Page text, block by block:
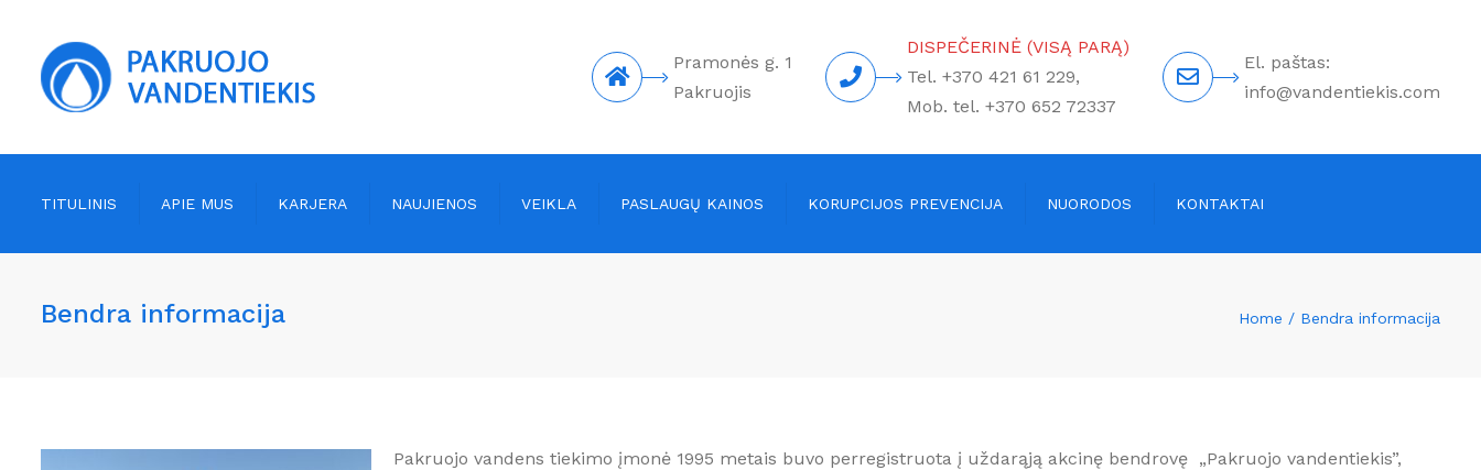
Pramonės g. 1
Pakruojis
DISPEČERINĖ (VISĄ PARĄ)
Tel. +370 421 61 229,
Mob. tel. +370 652 72337
El. paštas:
info@vandentiekis.com
TITULINIS APIE MUS
Valdymas
Darbo užmokestis
KARJERA NAUJIENOS VEIKLA
Teikiamos paslaugos
PASLAUGŲ KAINOS KORUPCIJOS PREVENCIJA NUORODOS KONTAKTAI
Bendra informacija Home Bendra informacija
Pakruojo vandens tiekimo įmonė 1995 metais buvo perregistruota į uždarąją akcinę bendrovę „Pakruojo vandentiekis”,